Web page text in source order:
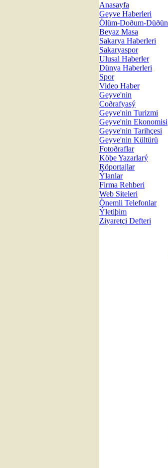
Anasayfa
Geyve Haberleri
Ölüm-Doðum-Düðün
Beyaz Masa
Sakarya Haberleri
Sakaryaspor
Ulusal Haberler
Dünya Haberleri
Spor
Video Haber
Geyve'nin
Coðrafyasý
Geyve'nin Turizmi
Geyve'nin Ekonomisi
Geyve'nin Tarihçesi
Geyve'nin Kültürü
Fotoðraflar
Köþe Yazarlarý
Röportajlar
Ýlanlar
Firma Rehberi
Web Siteleri
Önemli Telefonlar
Ýletiþim
Ziyaretçi Defteri